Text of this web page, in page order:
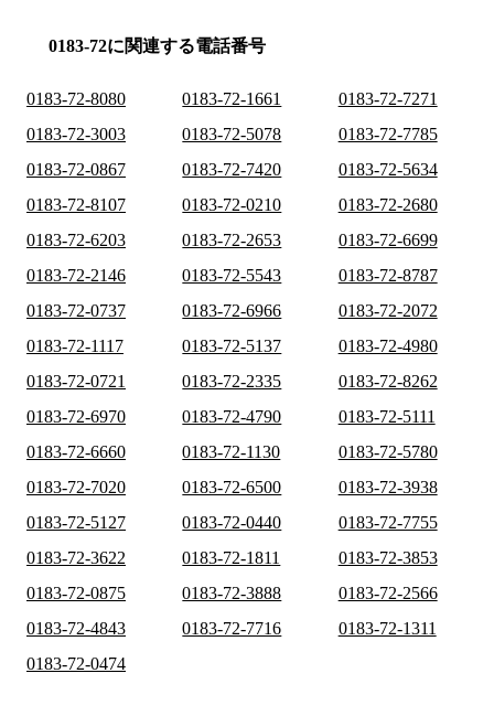
0183-72に関連する電話番号
0183-72-8080 0183-72-1661
0183-72-7271
0183-72-3003
0183-72-5078
0183-72-7785
0183-72-0867
0183-72-7420
0183-72-5634
0183-72-8107
0183-72-0210
0183-72-2680
0183-72-6203
0183-72-2653
0183-72-6699
0183-72-2146
0183-72-5543
0183-72-8787
0183-72-0737
0183-72-6966
0183-72-2072
0183-72-1117
0183-72-5137
0183-72-4980
0183-72-0721
0183-72-2335
0183-72-8262
0183-72-6970
0183-72-4790
0183-72-5111
0183-72-6660
0183-72-1130
0183-72-5780
0183-72-7020
0183-72-6500
0183-72-3938
0183-72-5127
0183-72-0440
0183-72-7755
0183-72-3622
0183-72-1811
0183-72-3853
0183-72-0875
0183-72-3888
0183-72-2566
0183-72-4843
0183-72-7716
0183-72-1311
0183-72-0474